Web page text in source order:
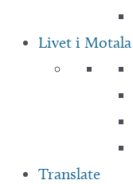
Livet i Motala
Translate